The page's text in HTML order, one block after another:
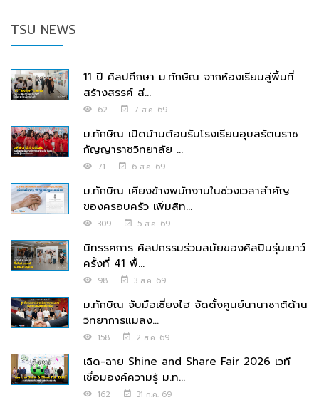
TSU NEWS
11 ปี ศิลปศึกษา ม.ทักษิณ จากห้องเรียนสู่พื้นที่
สร้างสรรค์ ส่...
62 7 ส.ค. 69
ม.ทักษิณ เปิดบ้านต้อนรับโรงเรียนอุบลรัตนราช
กัญญาราชวิทยาลัย ...
71 6 ส.ค. 69
ม.ทักษิณ เคียงข้างพนักงานในช่วงเวลาสำคัญ
ของครอบครัว เพิ่มสิท...
309 5 ส.ค. 69
นิทรรศการ ศิลปกรรมร่วมสมัยของศิลปินรุ่นเยาว์
ครั้งที่ 41 พื้...
98 3 ส.ค. 69
ม.ทักษิณ จับมือเซี่ยงไฮ จัดตั้งศูนย์นานาชาติด้าน
วิทยาการแมลง...
158 2 ส.ค. 69
เฉิด-ฉาย Shine and Share Fair 2026 เวที
เชื่อมองค์ความรู้ ม.ท...
162 31 ก.ค. 69